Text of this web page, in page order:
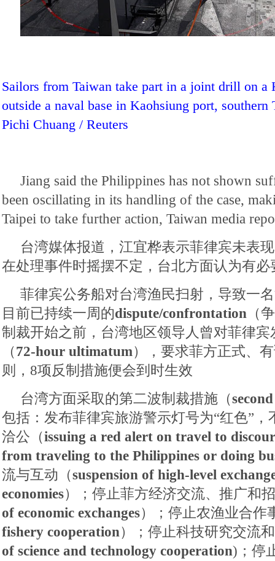
Sailors from Taiwan take part in a joint drill on a
outside a naval base in Kaohsiung port, southern
Pichi Chuang / Reuters
Jiang said the Philippines has not shown
been oscillating in its handling of the case,
Taipei to take further action, Taiwan media
台湾媒体报道，江宜桦表示菲律宾未表
在处理事件时摇摆不定，台北方面认为有
菲律宾公务船对台湾渔民扫射，导致一
目前已持续一周的dispute/confrontation （
制裁开始之前，台湾地区领导人曾对菲律
（72-hour ultimatum），要求菲方正式、
则，8项反制措施便会到时生效
台湾方面采取的第二波制裁措施（
包括：发布菲律宾旅游警示灯号为“红色”
洽公（issuing a red alert on travel to
from traveling to the Philippines or doing
流与互动（suspension of high-level
economies）；停止菲方经济交流、推广和
of economic exchanges）；停止农渔业合作
fishery cooperation）；停止科技研究交流
of science and technology cooperation)；停